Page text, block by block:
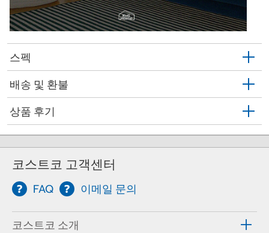
스펙
배송 및 환불
상품 후기
코스트코 고객센터
FAQ 이메일 문의
코스트코 소개